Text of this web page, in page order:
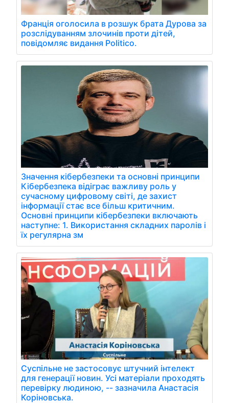
Франція оголосила в розшук брата Дурова за
розслідуванням злочинів проти дітей,
повідомляє видання Politico.
Значення кібербезпеки та основні принципи
Кібербезпека відіграє важливу роль у
сучасному цифровому світі, де захист
інформації стає все більш критичним.
Основні принципи кібербезпеки включають
наступне: 1. Використання складних паролів і
їх регулярна зм
Суспільне не застосовує штучний інтелект
для генерації новин. Усі матеріали проходять
перевірку людиною, -- зазначила Анастасія
Коріновська.